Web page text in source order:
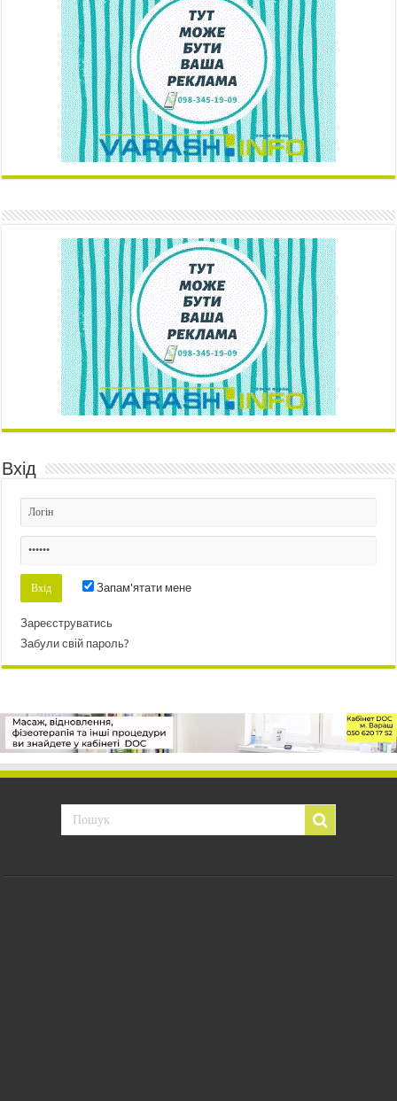
Вхід
Запам'ятати мене
Зареєструватись
Забули свій пароль?